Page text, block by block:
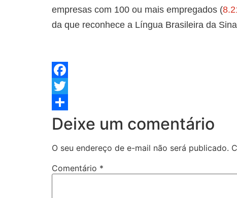
empresas com 100 ou mais empregados (
da que reconhece a Língua Brasileira da
Facebook
Twitter
Share
Deixe um comentário
O seu endereço de e-mail não será publicado.
Comentário *